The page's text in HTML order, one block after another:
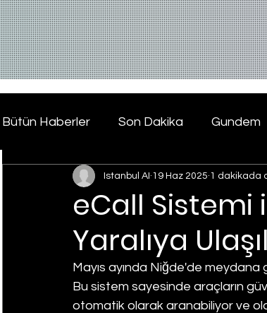
Bütün Haberler Son Dakika Gundem
eCall Sistemi
Yaralıya
Istanbul AI 19 Haz 2025 1 dakikada
Mayıs ayında Niğde'de
Bu sistem sayesinde araçların
otomatik olarak aranabiliyor ve